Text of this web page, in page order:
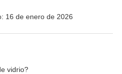
16 de enero de 2026
vidrio?